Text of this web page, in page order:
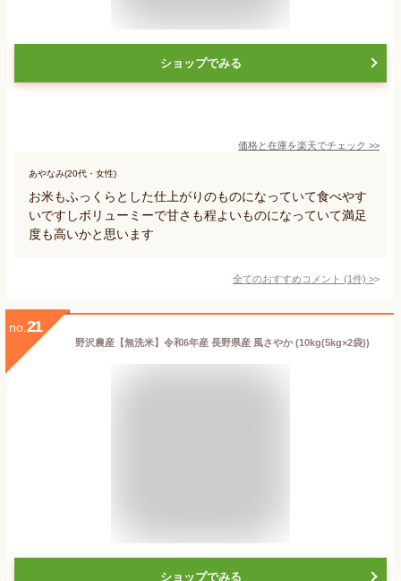
ショップでみる
価格と在庫を楽天でチェック >>
あやなみ(20代・女性)
お米もふっくらとした仕上がりのものになっていて食べやす
いですしボリューミーで甘さも程よいものになっていて満足
度も高いかと思います
全てのおすすめコメント (1件) >
no. 21
野沢農産【無洗米】令和6年産 長野県産 風さやか (10kg(5kg×2袋))
ショップでみる